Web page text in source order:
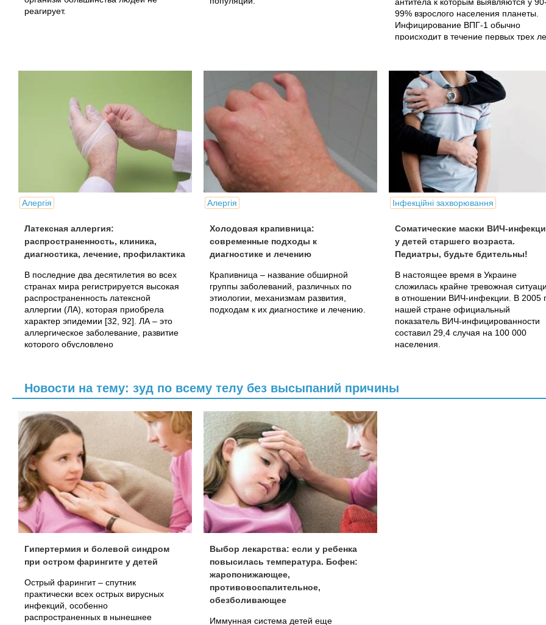
реагирует.
99% взрослого населения планеты.
Инфицирование ВПГ-1 обычно
происходит в течение первых трех
Алергія
Латексная аллергия:
распространенность, клиника,
диагностика, лечение, профилактика
В последние два десятилетия во всех
странах мира регистрируется высокая
распространенность латексной
аллергии (ЛА), которая приобрела
характер эпидемии [32, 92]. ЛА – это
аллергическое заболевание, развитие
которого обусловлено
Алергія
Холодовая крапивница:
современные подходы к
диагностике и лечению
Крапивница – название обширной
группы заболеваний, различных по
этиологии, механизмам развития,
подходам к их диагностике и лечению.
Інфекційні захворювання
Соматические маски ВИЧ-
у детей старшего возраста.
Педиатры, будьте бдительны!
В настоящее время в Украине
сложилась крайне тревожная
в отношении ВИЧ-инфекции. В 2005
нашей стране официальный
показатель ВИЧ-инфицированности
составил 29,4 случая на 100 000
населения.
Новости на тему: зуд по всему телу без высыпаний причины
Гипертермия и болевой синдром
при остром фарингите у детей
Острый фарингит – спутник
практически всех острых вирусных
инфекций, особенно
распространенных в нынешнее
Выбор лекарства: если у ребенка
повысилась температура. Бофен:
жаропонижающее,
противовоспалительное,
обезболивающее
Иммунная система детей еще